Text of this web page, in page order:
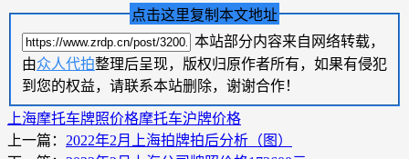
点击这里复制本文地址
本站部分内容来自网络转载，
由众人代拍整理后呈现，版权归原作者所有，如果有侵犯
到您的权益，请联系本站删除，谢谢合作！
上海摩托车牌照价格摩托车沪牌价格
上一篇： 2022年2月上海拍牌拍后分析（图）